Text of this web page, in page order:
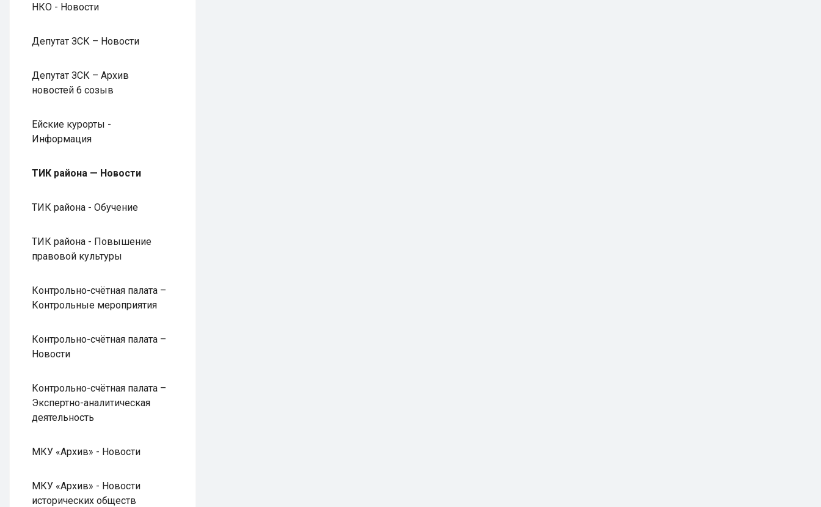
НКО - Новости
Депутат ЗСК – Новости
Депутат ЗСК – Архив
новостей 6 созыв
Ейские курорты -
Информация
ТИК района — Новости
ТИК района - Обучение
ТИК района - Повышение
правовой культуры
Контрольно-счётная палата –
Контрольные мероприятия
Контрольно-счётная палата –
Новости
Контрольно-счётная палата –
Экспертно-аналитическая
деятельность
МКУ «Архив» - Новости
МКУ «Архив» - Новости
исторических обществ